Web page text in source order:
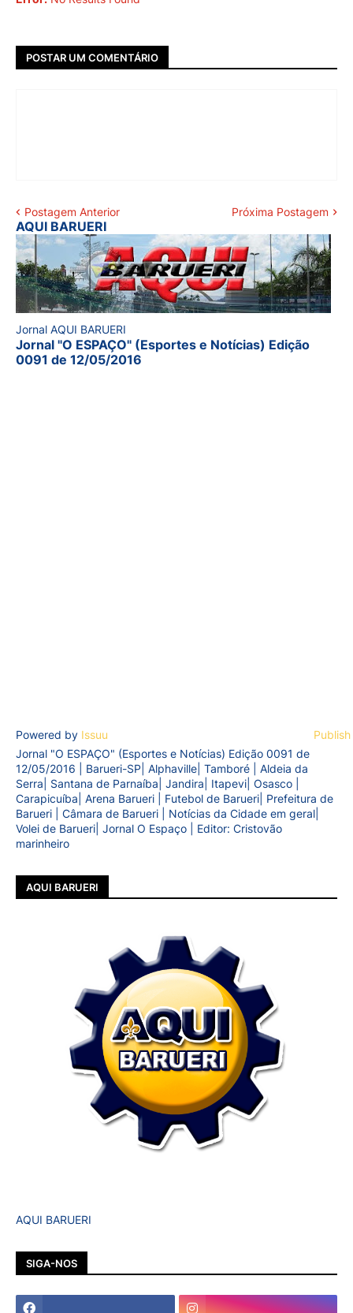
POSTAR UM COMENTÁRIO
Postagem Anterior Próxima Postagem
AQUI BARUERI
Jornal AQUI BARUERI
Jornal "O ESPAÇO" (Esportes e Notícias) Edição
0091 de 12/05/2016
Powered by Issuu
Jornal "O ESPAÇO" (Esportes e Notícias) Edição 0091 de
12/05/2016 | Barueri-SP| Alphaville| Tamboré | Aldeia da
Serra| Santana de Parnaíba| Jandira| Itapevi| Osasco |
Carapicuíba| Arena Barueri | Futebol de Barueri| Prefeitura de
Barueri | Câmara de Barueri | Notícias da Cidade em geral|
Volei de Barueri| Jornal O Espaço | Editor: Cristovão
marinheiro
AQUI BARUERI
AQUI BARUERI
SIGA-NOS